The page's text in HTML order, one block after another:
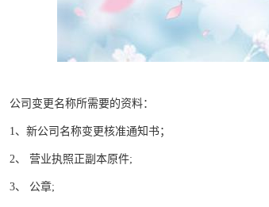
公司变更名称所需要的资料：
1、新公司名称变更核准通知书；
2、 营业执照正副本原件;
3、 公章;